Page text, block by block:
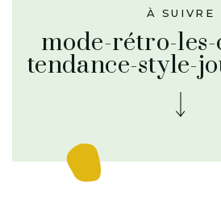
À SUIVRE
mode-rétro-
tendance-style-